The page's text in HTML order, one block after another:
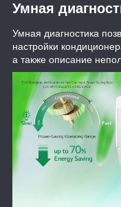
Умная
Умная диагностика
настройки
а также описание